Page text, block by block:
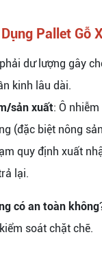
Pallet Gỗ
dư lượng gây
kinh lâu dài.
sản xuất: Ô
(đặc biệt nông
quy định xuất
lại.
có an toàn không
soát chặt chẽ.